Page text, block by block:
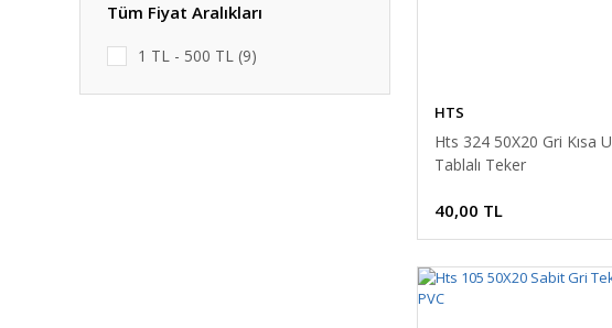
Tüm Fiyat Aralıkları
1 TL - 500 TL (9)
HTS
Hts 324 50X20 Gri Kısa U
Tablalı Teker
40,00 TL